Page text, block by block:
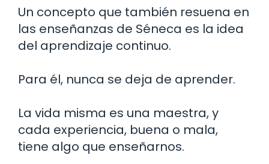
Un concepto que también resuena en
las enseñanzas de Séneca es la idea
del aprendizaje continuo.
Para él, nunca se deja de aprender.
La vida misma es una maestra, y
cada experiencia, buena o mala,
tiene algo que enseñarnos.